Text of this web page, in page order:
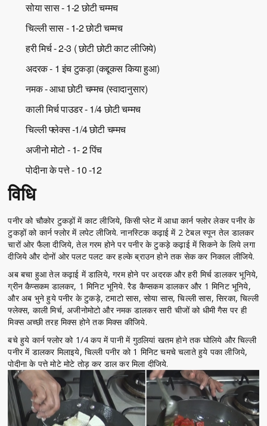
सोया सास - 1-2 छोटी चम्मच
चिल्ली सास - 1-2 छोटी चम्मच
हरी मिर्च - 2-3 ( छोटी छोटी काट लीजिये)
अदरक - 1 इंच टुकड़ा (कद्दूकस किया हुआ)
नमक - आधा छोटी चम्मच (स्वादानुसार)
काली मिर्च पाउडर - 1/4 छोटी चम्मच
चिल्ली फ्लेक्स -1/4 छोटी चम्मच
अजीनो मोटो - 1- 2 पिंच
पोदीना के पत्ते - 10 -12
विधि
पनीर को चौकोर टुकड़ों में काट लीजिये, किसी प्लेट में आधा कार्न फ्लोर लेकर पनीर के
टुकड़ों को कार्न फ्लोर में लपेट लीजिये. नानस्टिक कढ़ाई में 2 टेबल स्पून तेल डालकर
चारों ओर फैला दीजिये, तेल गरम होने पर पनीर के टुकड़े कढ़ाई में सिकने के लिये लगा
दीजिये और दोनों ओर पलट पलट कर हल्के ब्राउन होने तक सेक कर निकाल लीजिये.
अब बचा हुआ तेल कढ़ाई में डालिये, गरम होने पर अदरक और हरी मिर्च डालकर भूनिये,
ग्रीन कैप्सकम डालकर, 1 मिनिट भूनिये. रैड कैप्सकम डालकर और 1 मिनिट भूनिये,
और अब भुने हुये पनीर के टुकड़े, टमाटो सास, सोया सास, चिल्ली सास, सिरका, चिल्ली
फ्लेक्स, काली मिर्च, अजीनोमोटो और नमक डालकर सारी चीजों को धीमी गैस पर ही
मिक्स अच्छी तरह मिक्स होने तक मिक्स कीजिये.
बचे हुये कार्न फ्लोर को 1/4 कप में पानी में गुठलियां खतम होने तक घोलिये और चिल्ली
पनीर में डालकर मिलाइये, चिल्ली पनीर को 1 मिनिट चमचे चलाते हुये पका लीजिये,
पोदीना के पत्ते मोटे मोटे तोड़ कर डाल कर मिला दीजिये.